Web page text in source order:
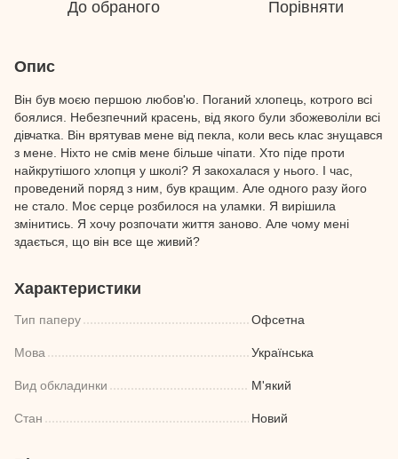
До обраного Порівняти
Опис
Він був моєю першою любов'ю. Поганий хлопець, котрого всі
боялися. Небезпечний красень, від якого були збожеволіли всі
дівчатка. Він врятував мене від пекла, коли весь клас знущався
з мене. Ніхто не смів мене більше чіпати. Хто піде проти
найкрутішого хлопця у школі? Я закохалася у нього. І час,
проведений поряд з ним, був кращим. Але одного разу його
не стало. Моє серце розбилося на уламки. Я вирішила
змінитись. Я хочу розпочати життя заново. Але чому мені
здається, що він все ще живий?
Характеристики
Тип паперу Офсетна
Мова Українська
Вид обкладинки М'який
Стан Новий